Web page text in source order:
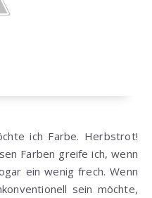
ich Farbe. Herbstrot!
Farben greife ich, wenn
ein wenig frech. Wenn
sein möchte,